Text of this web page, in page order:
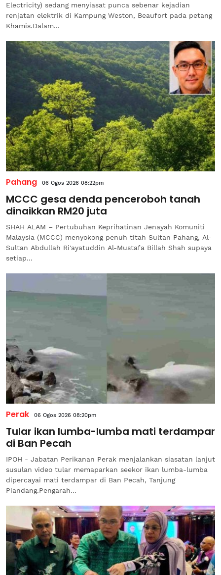
Electricity) sedang menyiasat punca sebenar kejadian
renjatan elektrik di Kampung Weston, Beaufort pada petang
Khamis.Dalam...
Pahang 06 Ogos 2026 08:22pm
MCCC gesa denda penceroboh tanah
dinaikkan RM20 juta
SHAH ALAM – Pertubuhan Keprihatinan Jenayah Komuniti
Malaysia (MCCC) menyokong penuh titah Sultan Pahang, Al-
Sultan Abdullah Ri'ayatuddin Al-Mustafa Billah Shah supaya
setiap...
Perak 06 Ogos 2026 08:20pm
Tular ikan lumba-lumba mati terdampar
di Ban Pecah
IPOH - Jabatan Perikanan Perak menjalankan siasatan lanjut
susulan video tular memaparkan seekor ikan lumba-lumba
dipercayai mati terdampar di Ban Pecah, Tanjung
Piandang.Pengarah...